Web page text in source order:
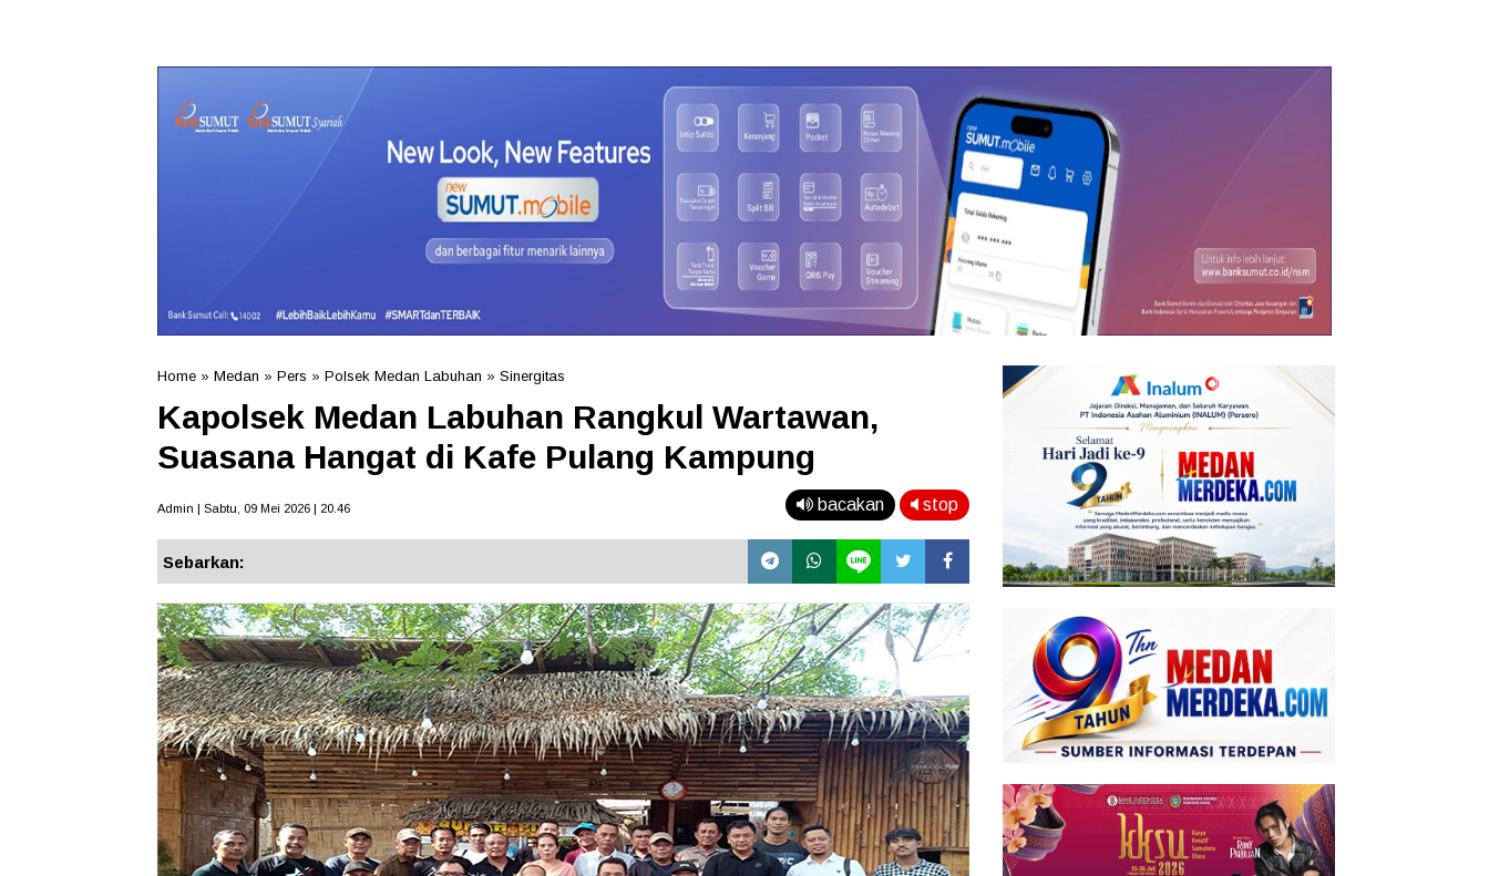
Home » Medan » Pers » Polsek Medan Labuhan » Sinergitas
Kapolsek Medan Labuhan Rangkul Wartawan,
Suasana Hangat di Kafe Pulang Kampung
Admin | Sabtu, 09 Mei 2026 | 20.46 bacakan stop
Sebarkan: